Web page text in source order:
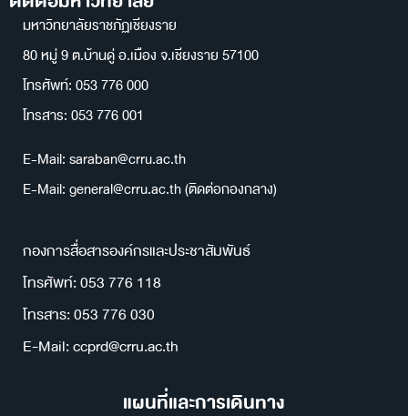
มหาวิทยาลัยราชภัฏเชียงราย
80 หมู่ 9 ต.บ้านดู่ อ.เมือง จ.เชียงราย 57100
โทรศัพท์: 053 776 000
โทรสาร: 053 776 001
E-Mail: saraban@crru.ac.th
E-Mail: general@crru.ac.th (ติดต่อกองกลาง)
กองการสื่อสารองค์กรและประชาสัมพันธ์
โทรศัพท์: 053 776 118
โทรสาร: 053 776 030
E-Mail: ccprd@crru.ac.th
แผนที่และการเดินทาง